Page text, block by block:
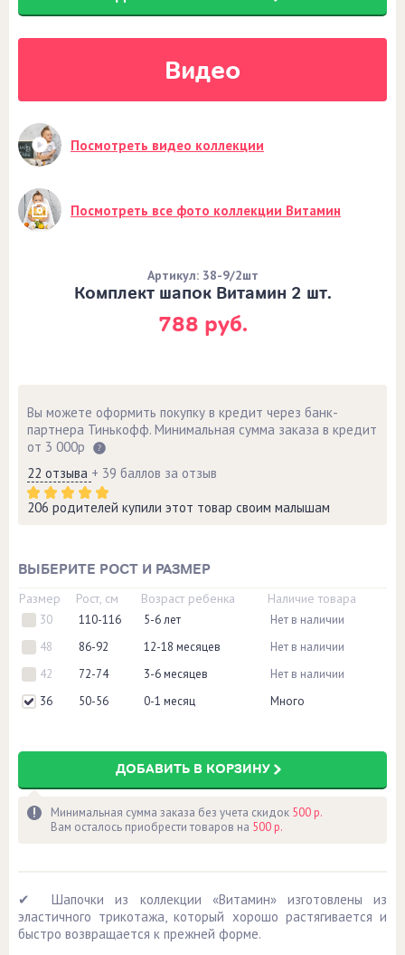
Видео
Посмотреть видео коллекции
Посмотреть все фото коллекции Витамин
788 руб.
Комплект шапок Витамин 2 шт.
Артикул: 38-9/2шт
Вы можете оформить покупку в кредит через банк-
партнера Тинькофф. Минимальная сумма заказа в кредит
от 3 000р
22 отзыва + 39 баллов за отзыв
206 родителей купили этот товар своим малышам
ВЫБЕРИТЕ РОСТ И РАЗМЕР
Размер Рост, см Возраст ребенка Наличие товара
30 110-116 5-6 лет
Нет в наличии
48
86-92 12-18 месяцев
Нет в наличии
42
72-74 3-6 месяцев
Нет в наличии
36
50-56 0-1 месяц Много
ДОБАВИТЬ В КОРЗИНУ
Минимальная сумма заказа без учета скидок 500 р.
Вам осталось приобрести товаров на 500 р.
✔ Шапочки из коллекции «Витамин» изготовлены из
эластичного трикотажа, который хорошо растягивается и
быстро возвращается к прежней форме.